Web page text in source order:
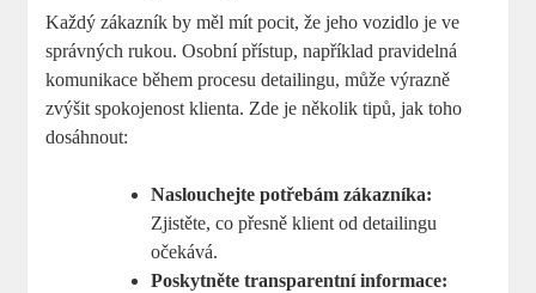
Každý zákazník by měl mít pocit, že jeho vozidlo ‌je ⁤ve
správných rukou.‍ Osobní přístup, například pravidelná
komunikace během procesu detailingu,​ může výrazně
zvýšit⁣ spokojenost klienta.‌ Zde je několik tipů, jak toho ​
dosáhnout:
Naslouchejte ⁢potřebám‌ zákazníka:
Zjistěte,​ co přesně‍ klient od detailingu
očekává.
Poskytněte transparentní informace: